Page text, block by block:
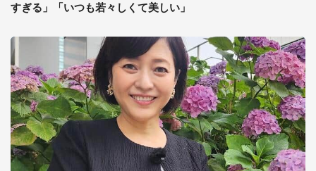
すぎる」「いつも若々しくて美しい」